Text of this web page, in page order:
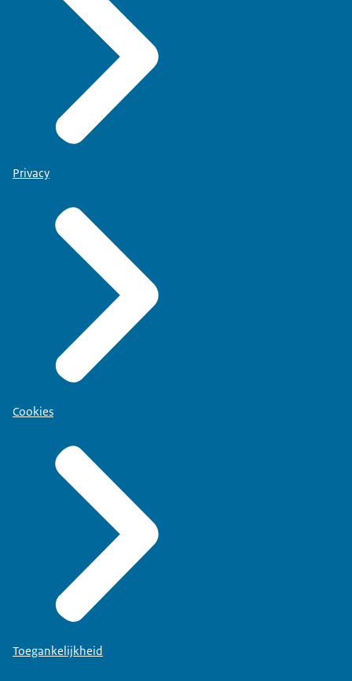
Privacy
Cookies
Toegankelijkheid